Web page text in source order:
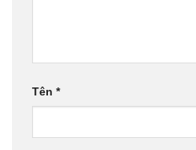
Tên *